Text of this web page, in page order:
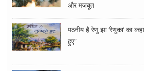
और मजबूत
पठनीय है रेणु झा ‘रेणुका’ का
हुए”